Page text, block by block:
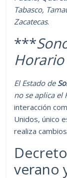
Tabasco,
Zacatecas.
***
El Estado de
no se aplica el
interacción
Unidos, único
realiza
verano